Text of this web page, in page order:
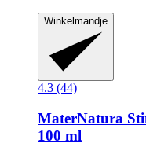
Winkelmandje
4.3 (44)
MaterNatura
100 ml